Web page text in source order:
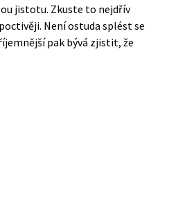
jistotu. Zkuste to nejdřív
Není ostuda splést se
pak bývá zjistit, že